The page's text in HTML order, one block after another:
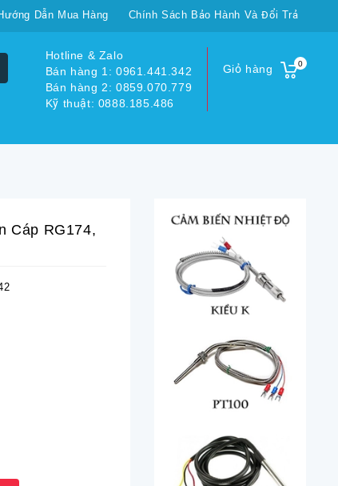
Dẫn Mua Hàng Chính Sách Bảo Hành Và Đổi Trả
Giỏ hàng 0
Hotline & Zalo
Bán hàng 1: 0961.441.342
Bán hàng 2: 0859.070.779
Kỹ thuật: 0888.185.486
Cáp RG174,